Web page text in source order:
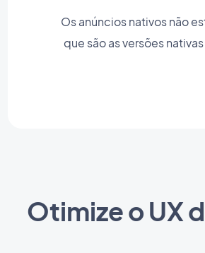
Os anúncios nativos não
que são as versões
Otimize o UX